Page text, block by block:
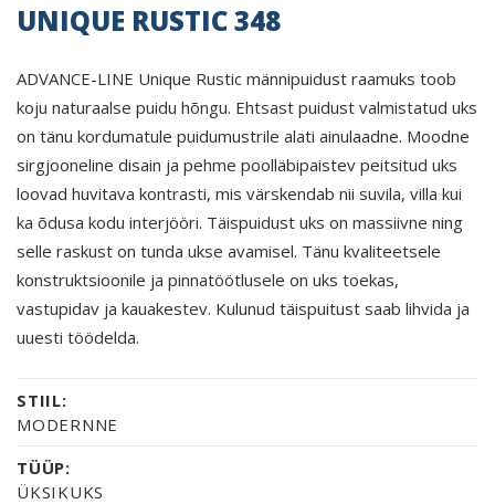
UNIQUE RUSTIC 348
ADVANCE-LINE Unique Rustic männipuidust raamuks toob
koju naturaalse puidu hõngu. Ehtsast puidust valmistatud uks
on tänu kordumatule puidumustrile alati ainulaadne. Moodne
sirgjooneline disain ja pehme poolläbipaistev peitsitud uks
loovad huvitava kontrasti, mis värskendab nii suvila, villa kui
ka õdusa kodu interjööri. Täispuidust uks on massiivne ning
selle raskust on tunda ukse avamisel. Tänu kvaliteetsele
konstruktsioonile ja pinnatöötlusele on uks toekas,
vastupidav ja kauakestev. Kulunud täispuitust saab lihvida ja
uuesti töödelda.
STIIL:
MODERNNE
TÜÜP:
ÜKSIKUKS